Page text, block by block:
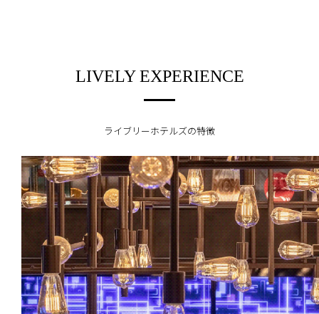
LIVELY EXPERIENCE
ライブリーホテルズの特徴